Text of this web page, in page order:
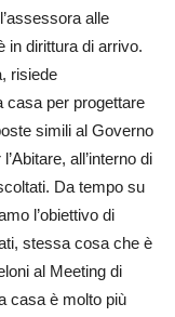
alle
in dirittura di arrivo.
risiede
casa per progettare
simili al Governo
all’interno di
Da tempo su
l’obiettivo di
stessa cosa che è
al Meeting di
casa è molto più